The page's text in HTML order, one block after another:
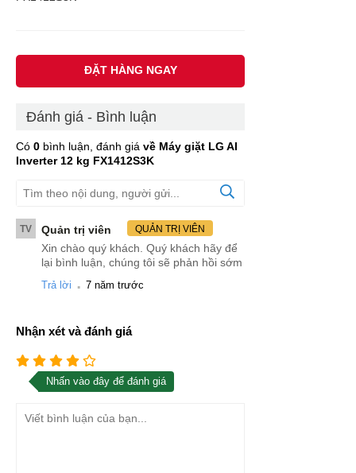
ĐẶT HÀNG NGAY
Đánh giá - Bình luận
Có 0 bình luận, đánh giá về Máy giặt LG AI
Inverter 12 kg FX1412S3K
TV Quản trị viên QUẢN TRỊ VIÊN
Xin chào quý khách. Quý khách hãy để
lại bình luận, chúng tôi sẽ phản hồi sớm
Trả lời . 7 năm trước
Nhận xét và đánh giá
Nhấn vào đây để đánh giá